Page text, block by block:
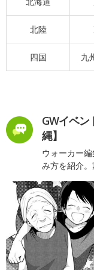
北陸
四国 九
GWイベン
縄】
ウォーカー
み方を紹介